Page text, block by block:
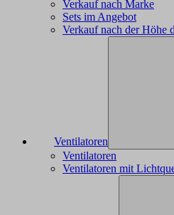
Verkauf nach Marke
Sets im Angebot
Verkauf nach der Höhe
Ventilatoren
Ventilatoren
Ventilatoren mit